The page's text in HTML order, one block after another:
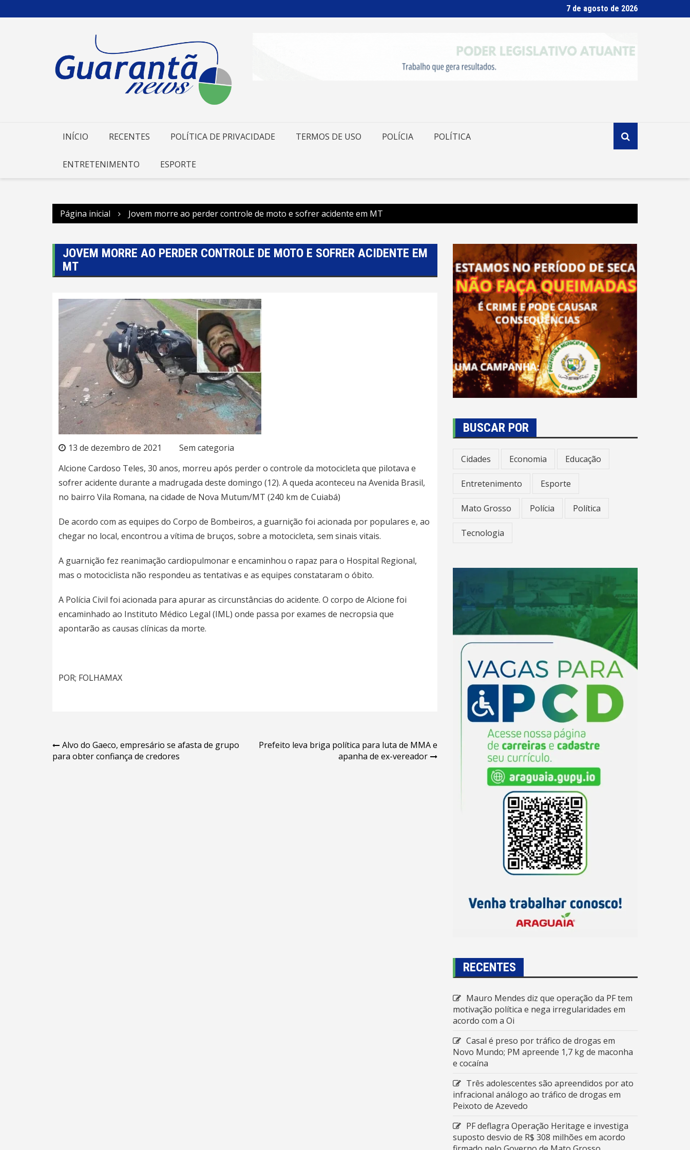
para
7 de agosto de 2026
INÍCIO RECENTES POLÍTICA DE PRIVACIDADE TERMOS DE USO POLÍCIA POLÍTICA
ENTRETENIMENTO ESPORTE
Página inicial Jovem morre ao perder controle de moto e sofrer acidente em MT
JOVEM MORRE AO PERDER CONTROLE DE MOTO E SOFRER ACIDENTE EM
MT
13 de dezembro de 2021
Sem categoria
Alcione Cardoso Teles, 30 anos, morreu após perder o controle da motocicleta que pilotava e
sofrer acidente durante a madrugada deste domingo (12). A queda aconteceu na Avenida Brasil,
no bairro Vila Romana, na cidade de Nova Mutum/MT (240 km de Cuiabá)
De acordo com as equipes do Corpo de Bombeiros, a guarnição foi acionada por populares e, ao
chegar no local, encontrou a vítima de bruços, sobre a motocicleta, sem sinais vitais.
A guarnição fez reanimação cardiopulmonar e encaminhou o rapaz para o Hospital Regional,
mas o motociclista não respondeu as tentativas e as equipes constataram o óbito.
A Polícia Civil foi acionada para apurar as circunstâncias do acidente. O corpo de Alcione foi
encaminhado ao Instituto Médico Legal (IML) onde passa por exames de necropsia que
apontarão as causas clínicas da morte.
POR; FOLHAMAX
Navegação
de
Alvo do Gaeco, empresário se afasta de grupo
para obter confiança de credores
Prefeito leva briga política para luta de MMA e
apanha de ex-vereador
BUSCAR POR
Cidades Economia Educação
Entretenimento Esporte
Mato Grosso Polícia Política
Tecnologia
RECENTES
Mauro Mendes diz que operação da PF tem
motivação política e nega irregularidades em
acordo com a Oi
Casal é preso por tráfico de drogas em
Novo Mundo; PM apreende 1,7 kg de maconha
e cocaína
Três adolescentes são apreendidos por ato
infracional análogo ao tráfico de drogas em
Peixoto de Azevedo
PF deflagra Operação Heritage e investiga
suposto desvio de R$ 308 milhões em acordo